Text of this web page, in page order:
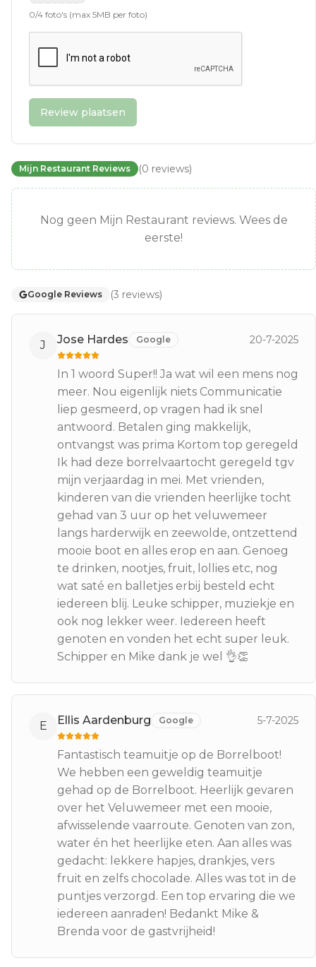
0/4 foto's (max 5MB per foto)
Review plaatsen
Mijn Restaurant Reviews (0 reviews)
Nog geen Mijn Restaurant reviews. Wees de
eerste!
Google Reviews (3 reviews)
J Jose Hardes Google 20-7-2025
In 1 woord Super!! Ja wat wil een mens nog
meer. Nou eigenlijk niets Communicatie
liep gesmeerd, op vragen had ik snel
antwoord. Betalen ging makkelijk,
ontvangst was prima Kortom top geregeld
Ik had deze borrelvaartocht geregeld tgv
mijn verjaardag in mei. Met vrienden,
kinderen van die vrienden heerlijke tocht
gehad van 3 uur op het veluwemeer
langs harderwijk en zeewolde, ontzettend
mooie boot en alles erop en aan. Genoeg
te drinken, nootjes, fruit, lollies etc, nog
wat saté en balletjes erbij besteld echt
iedereen blij. Leuke schipper, muziekje en
ook nog lekker weer. Iedereen heeft
genoten en vonden het echt super leuk.
Schipper en Mike dank je wel 👌👏
E Ellis Aardenburg Google 5-7-2025
Fantastisch teamuitje op de Borrelboot!
We hebben een geweldig teamuitje
gehad op de Borrelboot. Heerlijk gevaren
over het Veluwemeer met een mooie,
afwisselende vaarroute. Genoten van zon,
water én het heerlijke eten. Aan alles was
gedacht: lekkere hapjes, drankjes, vers
fruit en zelfs chocolade. Alles was tot in de
puntjes verzorgd. Een top ervaring die we
iedereen aanraden! Bedankt Mike &
Brenda voor de gastvrijheid!